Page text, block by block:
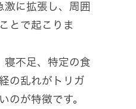
激に拡張し、周囲
とで起こりま
寝不足、特定の食
の乱れがトリガ
のが特徴です。